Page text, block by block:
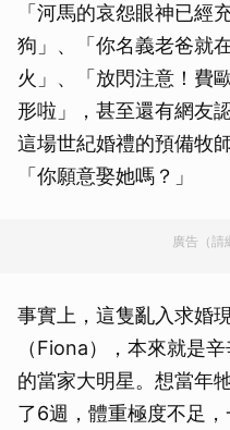
「河馬的哀怨眼神已經
狗」、「你名義老爸就
火」、「放閃注意！費
形啦」，甚至還有網友
這場世紀婚禮的預備牧
「你願意娶她嗎？」
廣告（請
事實上，這隻亂入求婚
（Fiona），本來就是
的當家大明星。想當年
了6週，體重極度不足